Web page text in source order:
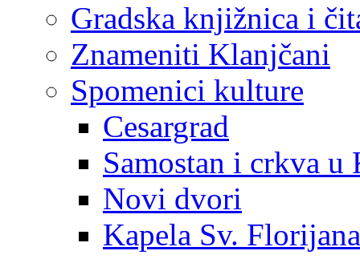
Gradska knjižnica i
Znameniti Klanjčani
Spomenici kulture
Cesargrad
Samostan i crkva u
Novi dvori
Kapela Sv. Florijana